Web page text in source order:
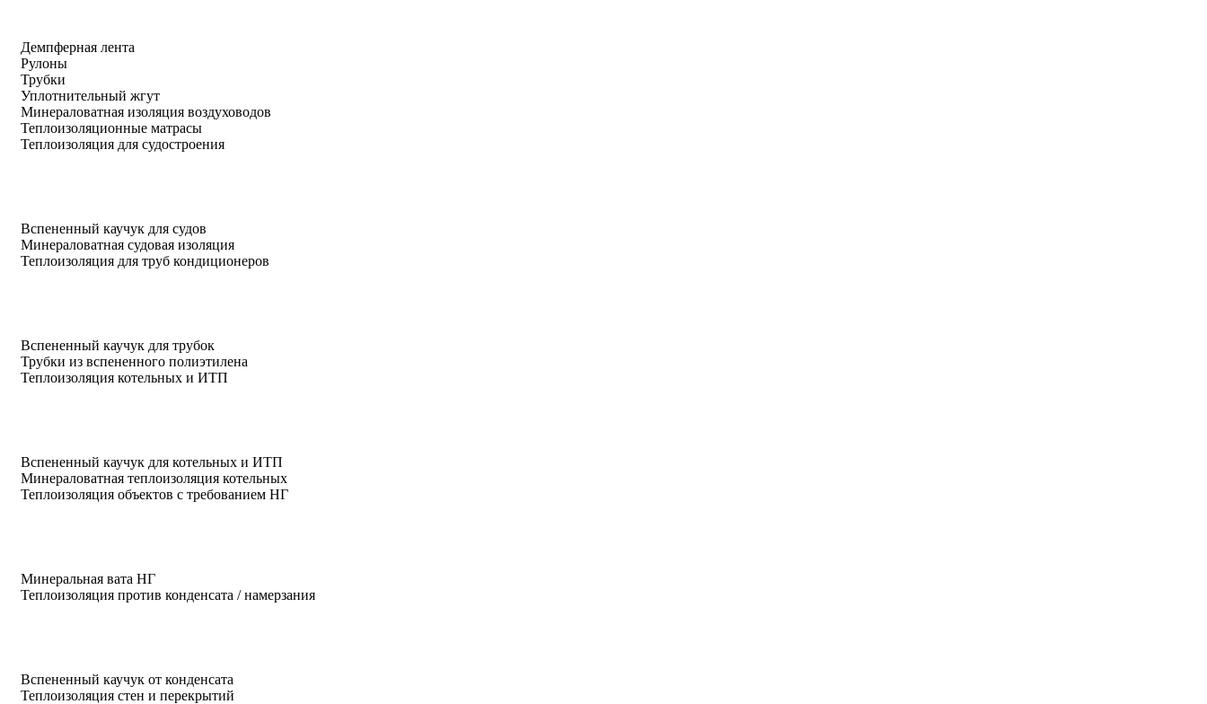
Демпферная лента
Рулоны
Трубки
Уплотнительный жгут
Минераловатная изоляция воздуховодов
Теплоизоляционные матрасы
Теплоизоляция для судостроения
Вспененный каучук для судов
Минераловатная судовая изоляция
Теплоизоляция для труб кондиционеров
Вспененный каучук для трубок
Трубки из вспененного полиэтилена
Теплоизоляция котельных и ИТП
Вспененный каучук для котельных и ИТП
Минераловатная теплоизоляция котельных
Теплоизоляция объектов с требованием НГ
Минеральная вата НГ
Теплоизоляция против конденсата / намерзания
Вспененный каучук от конденсата
Теплоизоляция стен и перекрытий